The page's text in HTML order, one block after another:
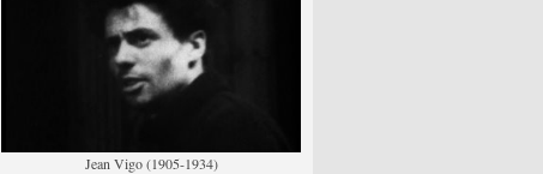
Jean Vigo (1905-1934)